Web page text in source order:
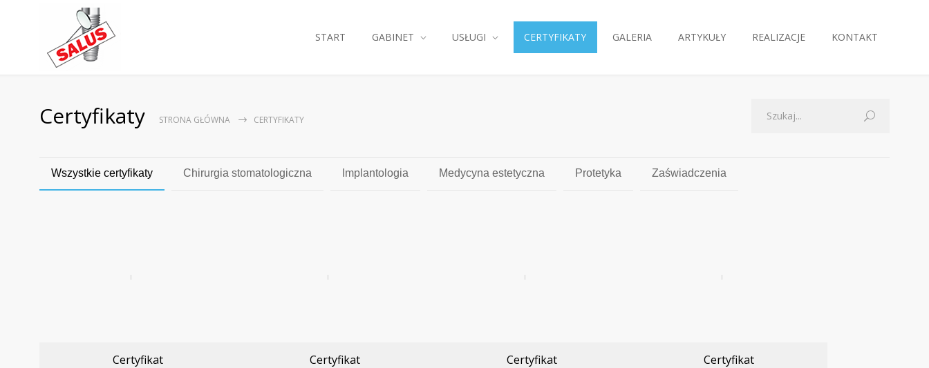
START GABINET USŁUGI CERTYFIKATY GALERIA ARTYKUŁY REALIZACJE KONTAKT
Certyfikaty STRONA GŁÓWNA CERTYFIKATY
Wszystkie certyfikaty Chirurgia stomatologiczna Implantologia Medycyna estetyczna Protetyka Zaświadczenia
Certyfikat Certyfikat Certyfikat Certyfikat